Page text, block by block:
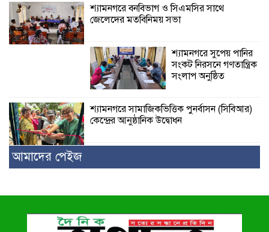
শ্যামনগরে বনবিভাগ ও সিএমসির সাথে
জেলেদের মতবিনিময় সভা
শ্যামনগরে সুপেয় পানির
সংকট নিরসনে গণতান্ত্রিক
সংলাপ অনুষ্ঠিত
শ্যামনগরে সামাজিকভিত্তিক পুনর্বাসন (সিবিআর)
কেন্দ্রের আনুষ্ঠানিক উদ্বোধন
আমাদের পেইজ